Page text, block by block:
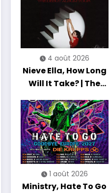
2027
4 août 2026
Nieve Ella, How Long
Will It Take? | The
1 août 2026
Ministry, Hate To Go